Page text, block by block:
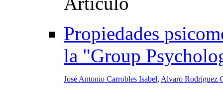
Propiedades
la "Group
José Antonio Carrobles Isabel, Alvaro Rodríguez